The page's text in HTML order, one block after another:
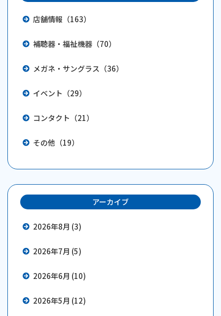
店舗情報（163）
補聴器・福祉機器（70）
メガネ・サングラス（36）
イベント（29）
コンタクト（21）
その他（19）
アーカイブ
2026年8月 (3)
2026年7月 (5)
2026年6月 (10)
2026年5月 (12)